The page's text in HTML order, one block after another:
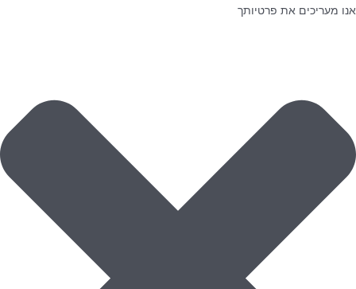
אנו מעריכים את פרטיותך